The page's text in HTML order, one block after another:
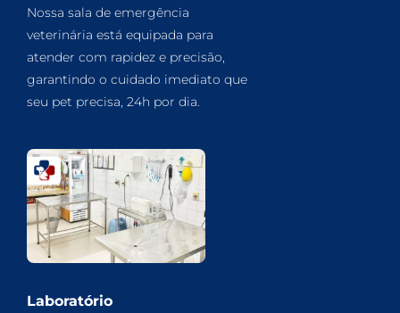
Nossa sala de emergência
veterinária está equipada para
atender com rapidez e precisão,
garantindo o cuidado imediato que
seu pet precisa, 24h por dia.
Laboratório